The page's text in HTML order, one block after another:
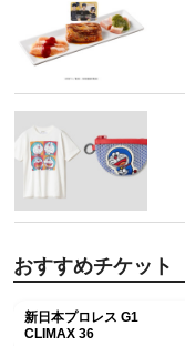
おすすめチケット
新日本プロレス G1
CLIMAX 36